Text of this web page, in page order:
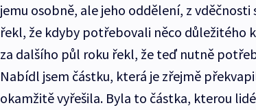
jemu osobně, ale jeho oddělení, z
řekl, že kdyby potřebovali něco důležitého
za dalšího půl roku řekl, že teď nutně
Nabídl jsem částku, která je zřejmě
okamžitě vyřešila. Byla to částka, kterou